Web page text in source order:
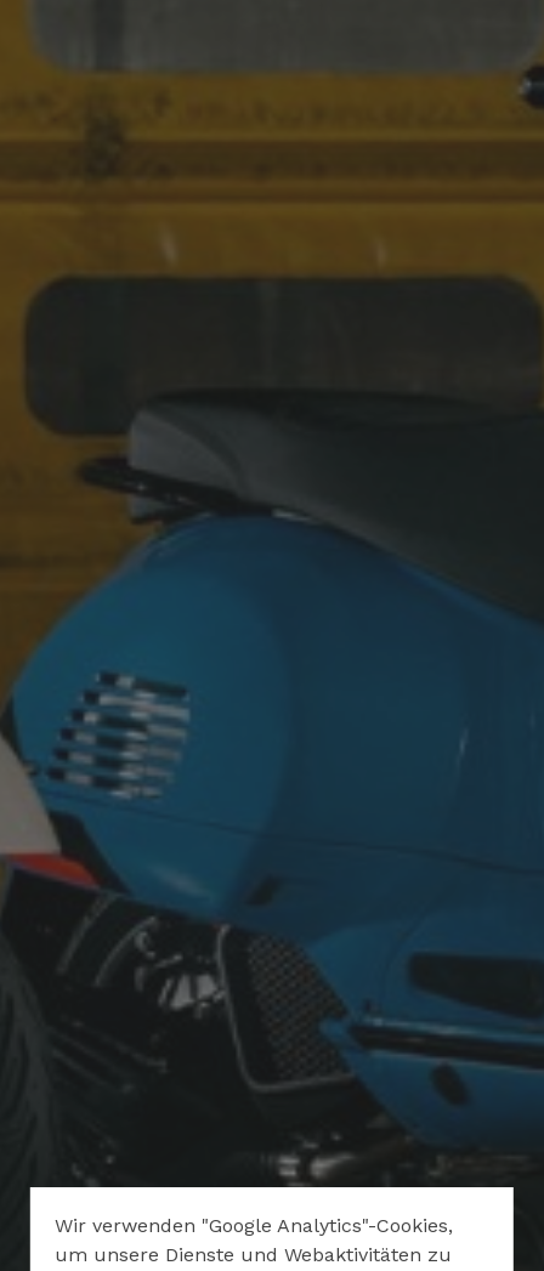
Wir verwenden "Google Analytics"-Cookies,
um unsere Dienste und Webaktivitäten zu